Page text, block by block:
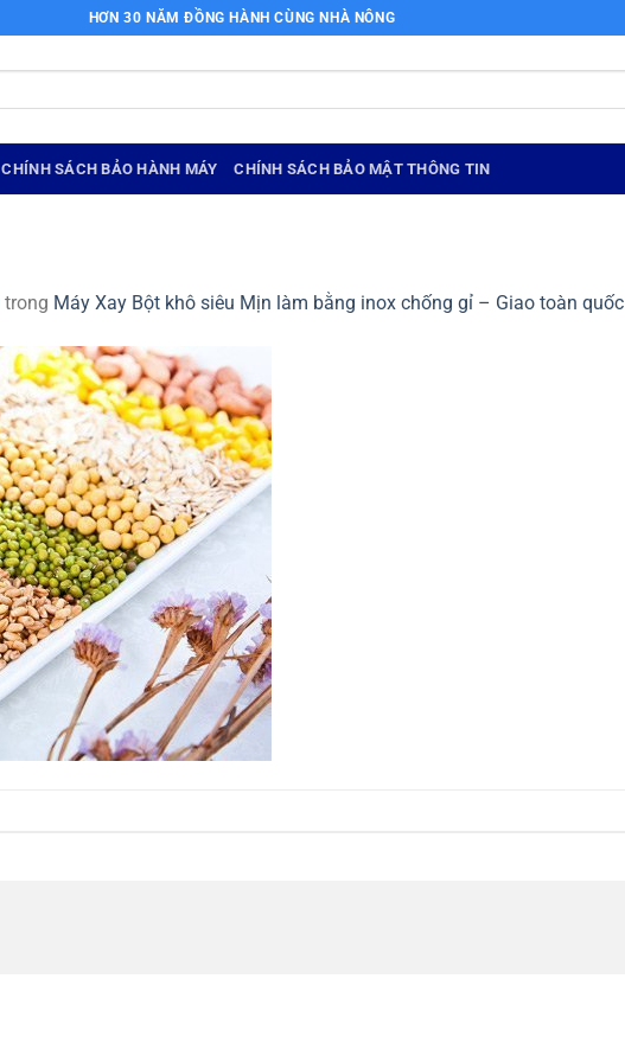
HƠN 30 NĂM ĐỒNG HÀNH CÙNG NHÀ NÔNG
CHÍNH SÁCH BẢO HÀNH MÁY CHÍNH SÁCH BẢO MẬT THÔNG TIN
trong Máy Xay Bột khô siêu Mịn làm bằng inox chống gỉ – Giao toàn quốc